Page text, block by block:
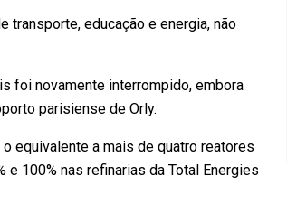
educação e energia, não
foi novamente interrompido, embora
parisiense de Orly.
equivalente a mais de quatro reatores
100% nas refinarias da Total Energies